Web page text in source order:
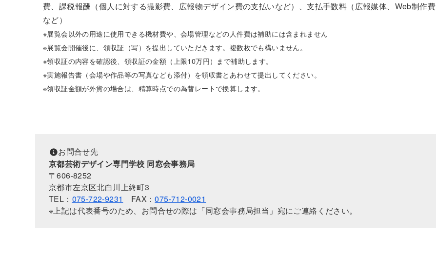
費、課税報酬（個人に対する撮影費、広報物デザイン費の支払いなど）、支払手数料（広報媒体、Web制作費
など）
※展覧会以外の用途に使用できる機材費や、会場管理などの人件費は補助には含まれません
※展覧会開催後に、領収証（写）を提出していただきます。複数枚でも構いません。
※領収証の内容を確認後、領収証の金額（上限10万円）まで補助します。
※実施報告書（会場や作品等の写真なども添付）を領収書とあわせて提出してください。
※領収証金額が外貨の場合は、精算時点での為替レートで換算します。
お問合せ先
京都芸術デザイン専門学校 同窓会事務局
〒606-8252
京都市左京区北白川上終町3
TEL： 075-722-9231 FAX：075-712-0021
※上記は代表番号のため、お問合せの際は「同窓会事務局担当」宛にご連絡ください。